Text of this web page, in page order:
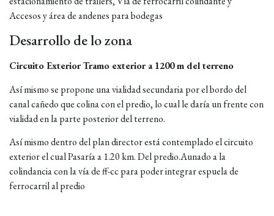
Accesos y área de andenes para bodegas
Desarrollo de lo zona
Circuito Exterior Tramo exterior a 1200 m del terreno
Así mismo se propone una vialidad secundaria por el bordo del
canal cañedo que colina con el predio, lo cual le daría un frente con
vialidad en la parte posterior del terreno.
Así mismo dentro del plan director está contemplado el circuito
exterior el cual Pasaría a 1.20 km. Del predio.Aunado a la
colindancia con la vía de ff-cc para poder integrar espuela de
ferrocarril al predio
Nombre*
Correo Electrónico*